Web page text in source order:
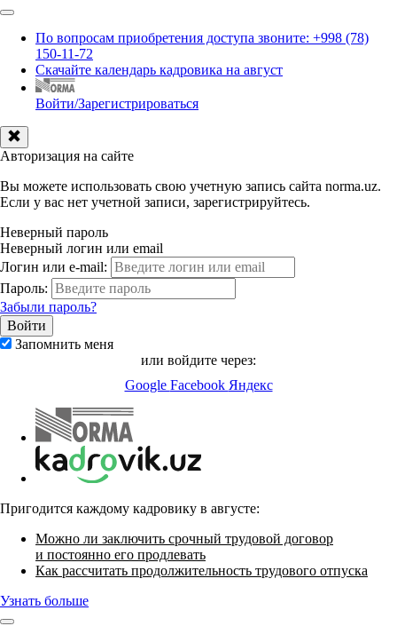
По вопросам приобретения доступа звоните: +998 (78)
150-11-72
Скачайте календарь кадровика на август
Войти/Зарегистрироваться
Авторизация на сайте
Вы можете использовать свою учетную запись сайта norma.uz.
Если у вас нет учетной записи, зарегистрируйтесь.
Неверный пароль
Неверный логин или email
Логин или e-mail:
Пароль:
Забыли пароль?
Запомнить меня
или войдите через:
Google Facebook Яндекс
Пригодится каждому кадровику в августе:
Можно ли заключить срочный трудовой договор
и постоянно его продлевать
Как рассчитать продолжительность трудового отпуска
Узнать больше